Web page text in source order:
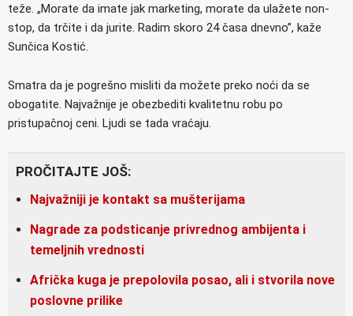
teže. „Morate da imate jak marketing, morate da ulažete non-
stop, da trčite i da jurite. Radim skoro 24 časa dnevno”, kaže
Sunčica Kostić.
Smatra da je pogrešno misliti da možete preko noći da se
obogatite. Najvažnije je obezbediti kvalitetnu robu po
pristupačnoj ceni. Ljudi se tada vraćaju.
PROČITAJTE JOŠ:
Najvažniji je kontakt sa mušterijama
Nagrade za podsticanje privrednog ambijenta i
temeljnih vrednosti
Afrička kuga je prepolovila posao, ali i stvorila nove
poslovne prilike